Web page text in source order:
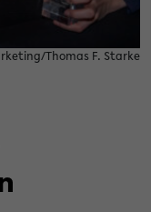
Thomas F. Starke